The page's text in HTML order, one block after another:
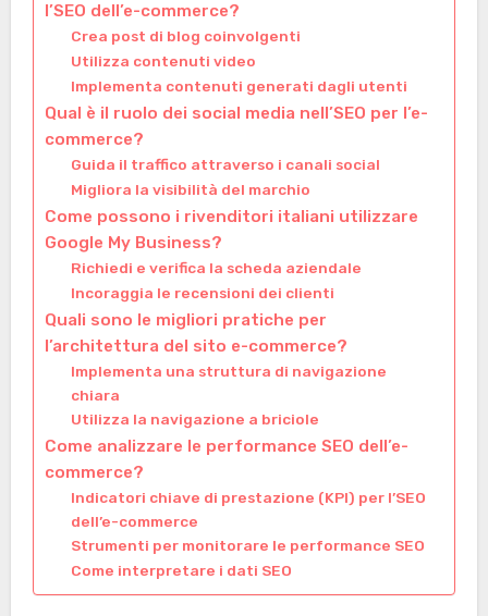
l’SEO dell’e-commerce?
Crea post di blog coinvolgenti
Utilizza contenuti video
Implementa contenuti generati dagli utenti
Qual è il ruolo dei social media nell’SEO per l’e-
commerce?
Guida il traffico attraverso i canali social
Migliora la visibilità del marchio
Come possono i rivenditori italiani utilizzare
Google My Business?
Richiedi e verifica la scheda aziendale
Incoraggia le recensioni dei clienti
Quali sono le migliori pratiche per
l’architettura del sito e-commerce?
Implementa una struttura di navigazione
chiara
Utilizza la navigazione a briciole
Come analizzare le performance SEO dell’e-
commerce?
Indicatori chiave di prestazione (KPI) per l’SEO
dell’e-commerce
Strumenti per monitorare le performance SEO
Come interpretare i dati SEO